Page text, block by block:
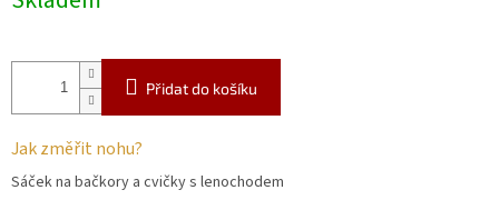
cena:
Přidat do košíku
Jak změřit nohu?
Sáček na bačkory a cvičky s lenochodem